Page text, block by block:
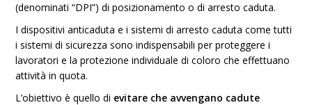
(denominati “DPI”) di posizionamento o di arresto caduta.
I dispositivi anticaduta e i sistemi di arresto caduta come tutti
i sistemi di sicurezza sono indispensabili per proteggere i
lavoratori e la protezione individuale di coloro che effettuano
attività in quota.
L’obiettivo è quello di evitare che avvengano cadute